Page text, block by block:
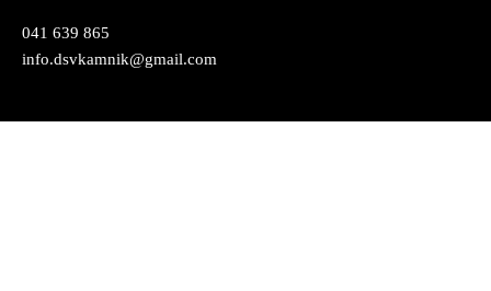
041 639 865
info.dsvkamnik@gmail.com